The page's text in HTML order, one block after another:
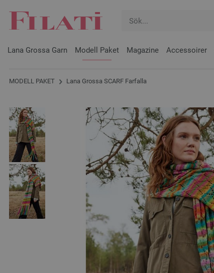
Lana Grossa Garn Modell Paket Magazine Accessoirer
MODELL PAKET Lana Grossa SCARF Farfalla